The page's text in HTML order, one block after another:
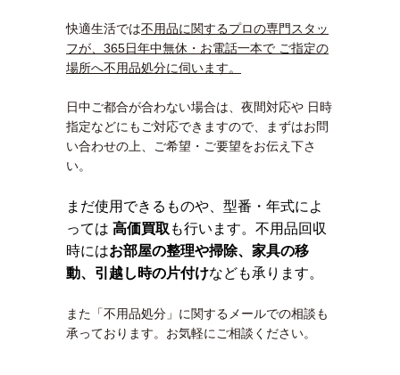
快適生活では不用品に関するプロの専門スタッ
フが、365日年中無休・お電話一本で ご指定の
場所へ不用品処分に伺います。
日中ご都合が合わない場合は、夜間対応や 日時
指定などにもご対応できますので、まずはお問
い合わせの上、ご希望・ご要望をお伝え下さ
い。
まだ使用できるものや、型番・年式によ
っては 高価買取 も行います。不用品回収
時にはお部屋の整理や掃除、家具の移
動、引越し時の片付けなども承ります。
また「不用品処分」に関するメールでの相談も
承っております。お気軽にご相談ください。